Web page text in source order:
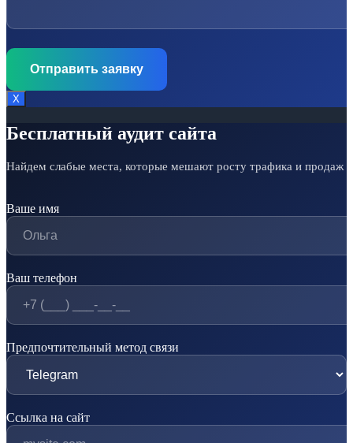
Х
Бесплатный аудит сайта
Найдем слабые места, которые мешают росту трафика и продаж
Ваше имя
Ваш телефон
Предпочтительный метод связи
Ссылка на сайт